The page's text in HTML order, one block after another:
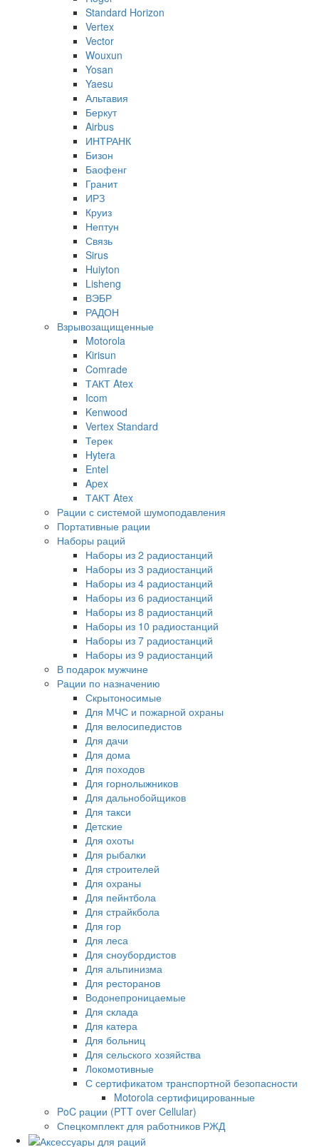
Standard Horizon
Vertex
Vector
Wouxun
Yosan
Yaesu
Альтавия
Беркут
Airbus
ИНТРАНК
Бизон
Баофенг
Гранит
ИРЗ
Круиз
Нептун
Связь
Sirus
Huiyton
Lisheng
ВЭБР
РАДОН
Взрывозащищенные
Motorola
Kirisun
Comrade
ТАКТ Atex
Icom
Kenwood
Vertex Standard
Терек
Hytera
Entel
Apex
ТАКТ Atex
Рации с системой шумоподавления
Портативные рации
Наборы раций
Наборы из 2 радиостанций
Наборы из 3 радиостанций
Наборы из 4 радиостанций
Наборы из 6 радиостанций
Наборы из 8 радиостанций
Наборы из 10 радиостанций
Наборы из 7 радиостанций
Наборы из 9 радиостанций
В подарок мужчине
Рации по назначению
Скрытоносимые
Для МЧС и пожарной охраны
Для велосипедистов
Для дачи
Для дома
Для походов
Для горнолыжников
Для дальнобойщиков
Для такси
Детские
Для охоты
Для рыбалки
Для строителей
Для охраны
Для пейнтбола
Для страйкбола
Для гор
Для леса
Для сноубордистов
Для альпинизма
Для ресторанов
Водонепроницаемые
Для склада
Для катера
Для больниц
Для сельского хозяйства
Локомотивные
С сертификатом транспортной безопасности
Motorola сертифицированные
PoC рации (PTT over Cellular)
Спецкомплект для работников РЖД